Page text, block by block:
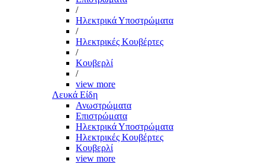
/
Ηλεκτρικά Υποστρώματα
/
Ηλεκτρικές Κουβέρτες
/
Κουβερλί
/
view more
Λευκά Είδη
Ανωστρώματα
Επιστρώματα
Ηλεκτρικά Υποστρώματα
Ηλεκτρικές Κουβέρτες
Κουβερλί
view more